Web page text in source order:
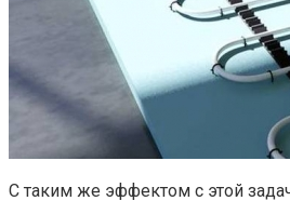
С таким же эффектом с этой